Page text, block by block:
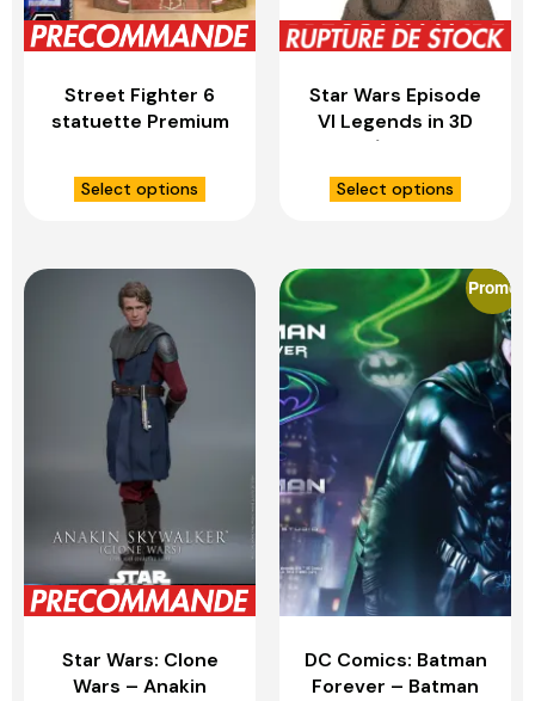
Street Fighter 6
statuette Premium
1/4 Marisa Ultimate
Bonus Version –
Select options
Star Wars Episode
VI Legends in 3D
buste 1/2 Salacious
B. Crumb – GENTLE
GIANT
Select options
Star Wars: Clone
Wars – Anakin
Promo
DC Comics: Batman
Forever – Batman